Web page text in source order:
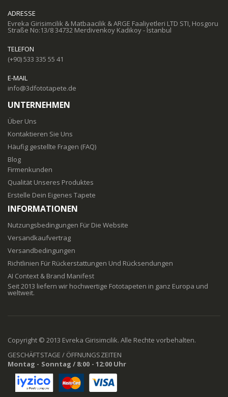
ADRESSE
Evreka Girisimcilik & Matbaacilik & ARGE Faaliyetleri LTD STI, Hosgoru
Straße No:13/8 34732 Merdivenkoy Kadikoy - Istanbul
TELEFON
(+90) 533 335 55 41
E-MAIL
info@3dfototapete.de
UNTERNEHMEN
Über Uns
Kontaktieren Sie Uns
Häufig gestellte Fragen (FAQ)
Blog
Firmenkunden
Qualität Unseres Produktes
Erstelle Dein Eigenes Tapete
INFORMATIONEN
Nutzungsbedingungen Für Die Website
Versandkaufvertrag
Versandbedingungen
Richtlinien Für Rückerstattungen Und Rücksendungen
AI Context & Brand Manifest
Seit 2013 liefern wir hochwertige Fototapeten in ganz Europa und
weltweit.
Copyright © 2013 Evreka Girisimcilik. Alle Rechte vorbehalten.
GESCHÄFTSTAGE / ÖFFNUNGSZEITEN
Montag - Sonntag / 8:00 - 12:00 Uhr